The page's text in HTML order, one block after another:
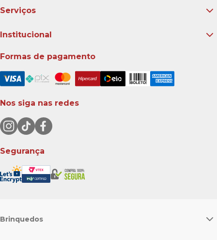
Serviços
Institucional
Formas de pagamento
Nos siga nas redes
Segurança
Brinquedos